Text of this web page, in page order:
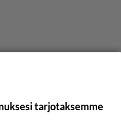
tarjotaksemme